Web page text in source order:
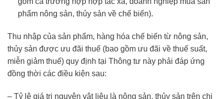
phẩm nông sản, thủy sản về chế biến).
Thu nhập của sản phẩm, hàng hóa chế biến từ nông sản,
thủy sản được ưu đãi thuế (bao gồm ưu đãi về thuế suất,
miễn giảm thuế) quy định tại Thông tư này phải đáp ứng
đồng thời các điều kiện sau:
– Tỷ lệ giá trị nguyên vật liệu là nông sản, thủy sản trên chi